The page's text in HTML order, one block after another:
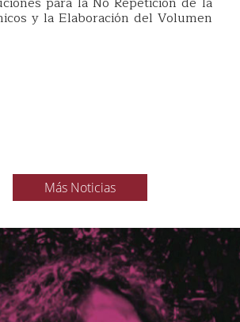
y la Elaboración del Volumen
Más Noticias